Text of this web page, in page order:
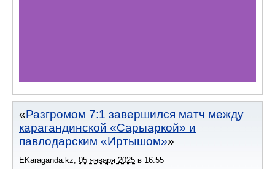
Разгромом 7:1 завершился матч между
карагандинской «Сарыаркой» и
павлодарским «Иртышом»
EKaraganda.kz, 05 января 2025 в 16:55